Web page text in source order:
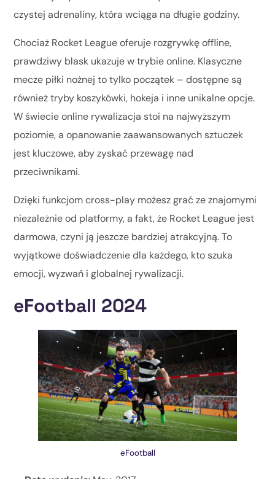
czystej adrenaliny, która wciąga na długie godziny.
Chociaż Rocket League oferuje rozgrywkę offline,
prawdziwy blask ukazuje w trybie online. Klasyczne
mecze piłki nożnej to tylko początek – dostępne są
również tryby koszykówki, hokeja i inne unikalne opcje.
W świecie online rywalizacja stoi na najwyższym
poziomie, a opanowanie zaawansowanych sztuczek
jest kluczowe, aby zyskać przewagę nad
przeciwnikami.
Dzięki funkcjom cross-play możesz grać ze znajomymi
niezależnie od platformy, a fakt, że Rocket League jest
darmowa, czyni ją jeszcze bardziej atrakcyjną. To
wyjątkowe doświadczenie dla każdego, kto szuka
emocji, wyzwań i globalnej rywalizacji.
eFootball 2024
eFootball